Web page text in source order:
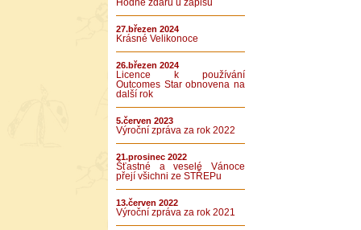
Hodně zdaru u zápisu
27.březen 2024
Krásné Velikonoce
26.březen 2024
Licence k používání
Outcomes Star obnovena na
další rok
5.červen 2023
Výroční zpráva za rok 2022
21.prosinec 2022
Šťastné a veselé Vánoce
přejí všichni ze STŘEPu
13.červen 2022
Výroční zpráva za rok 2021